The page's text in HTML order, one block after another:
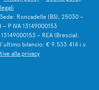
Roncadelle (BS), 25030 –
P IVA 13149000153
– REA (Brescia):
bilancio: € 9.533.414 i.v.
alla privacy